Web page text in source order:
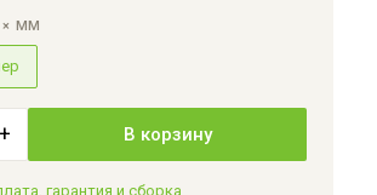
ММ
+ В корзину
гарантия и сборка